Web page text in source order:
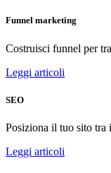
Funnel marketing
Costruisci funnel per
Leggi articoli
SEO
Posiziona il tuo sito
Leggi articoli